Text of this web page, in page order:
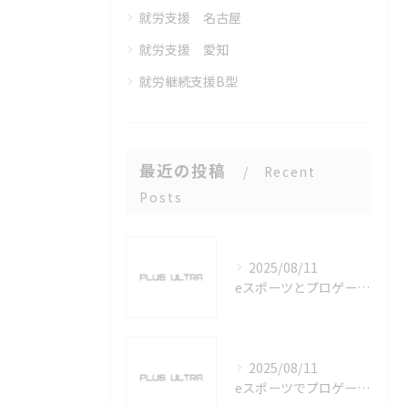
就労支援 名古屋
就労支援 愛知
就労継続支援B型
最近の投稿
Recent
Posts
2025/08/11
eスポーツとプロゲーマーを六番町駅で目指すための実践ガイド
2025/08/11
eスポーツでプロゲーマーを目指す愛知県名古屋市の最新キャリアガイド